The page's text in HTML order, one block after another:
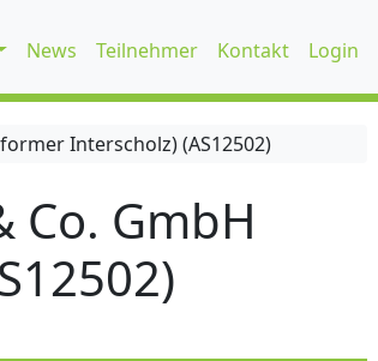
News Teilnehmer Kontakt Login
Interscholz) (AS12502)
GmbH